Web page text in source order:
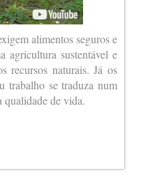
alimentos seguros e
agricultura sustentável e
recursos naturais. Já os
trabalho se traduza num
qualidade de vida.